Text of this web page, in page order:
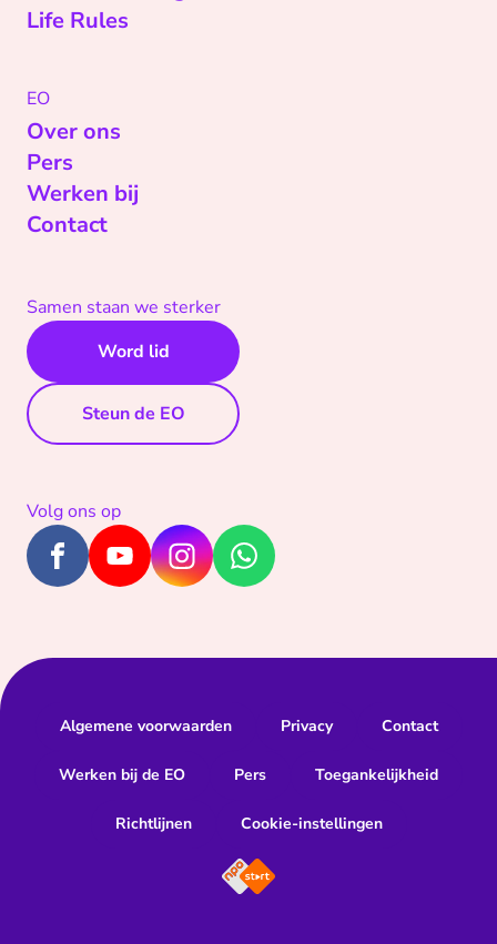
Life Rules
EO
Over ons
Pers
Werken bij
Contact
Samen staan we sterker
Word lid
Steun de EO
Volg ons op
Algemene voorwaarden Privacy Contact
Werken bij de EO Pers Toegankelijkheid
Richtlijnen Cookie-instellingen